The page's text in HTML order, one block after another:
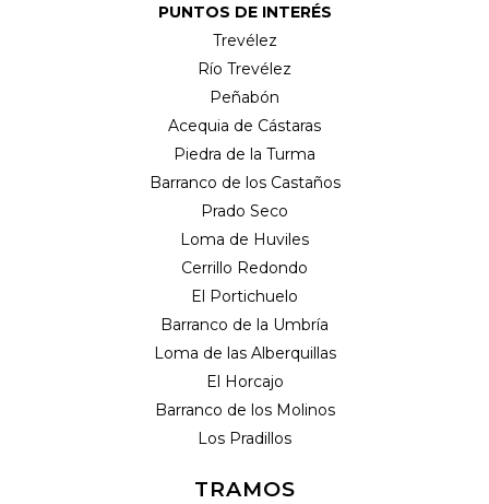
PUNTOS DE INTERÉS
Trevélez
Río Trevélez
Peñabón
Acequia de Cástaras
Piedra de la Turma
Barranco de los Castaños
Prado Seco
Loma de Huviles
Cerrillo Redondo
El Portichuelo
Barranco de la Umbría
Loma de las Alberquillas
El Horcajo
Barranco de los Molinos
Los Pradillos
TRAMOS